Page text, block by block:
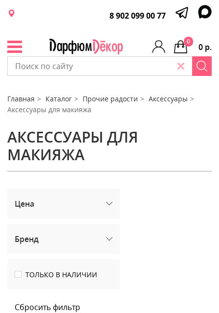
8 902 099 00 77
0 р.
0
Главная Каталог Прочие радости
Аксессуары
Аксессуары для макияжа
АКСЕССУАРЫ ДЛЯ
МАКИЯЖА
Цена
Бренд
ТОЛЬКО В НАЛИЧИИ
Сбросить фильтр